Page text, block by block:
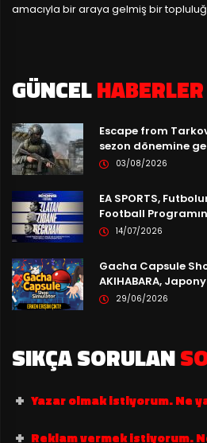
amacıyla bir araya gelmiş bir
GÜNCELHABERLER
Escape from
sezon dönemine
03/08/2026
EA SPORTS,
Football
14/07/2026
Gacha Capsule
AKIHABARA,
29/06/2026
SIKÇA SORULAN
Yazar olmak istiyorum. Ne
Reklam vermek istiyorum.